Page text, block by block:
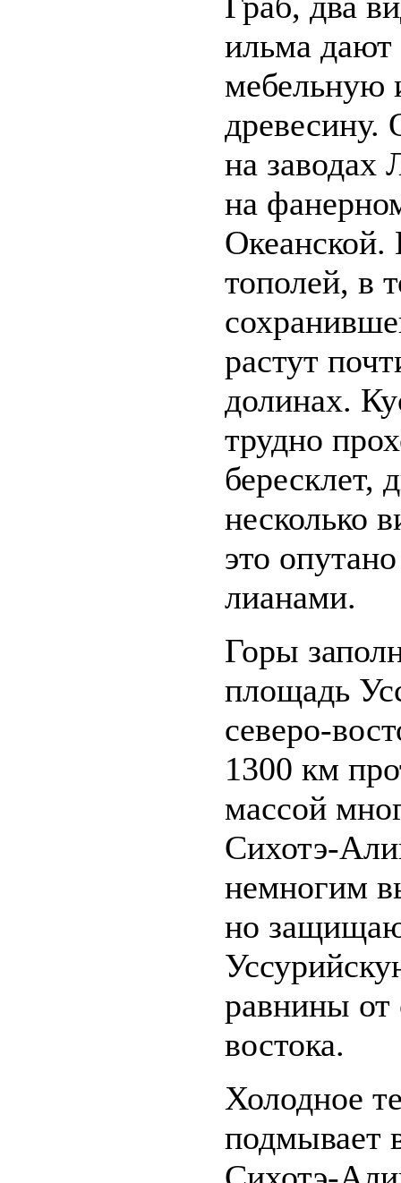
ильма
мебельную
древесину.
на заводах
на
Океанской.
тополей, в
растут
долинах.
трудно
бересклет,
несколько
это
лианами.
Горы
площадь
северо-
1300 км
массой
Сихотэ-
немногим
но
равнины от
востока.
Холодное
подмывает